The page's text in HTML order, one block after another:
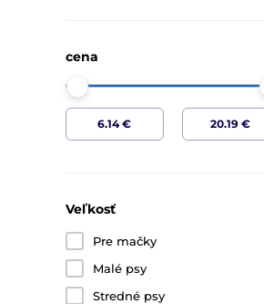
cena
Veľkosť
Pre mačky
Malé psy
Stredné psy